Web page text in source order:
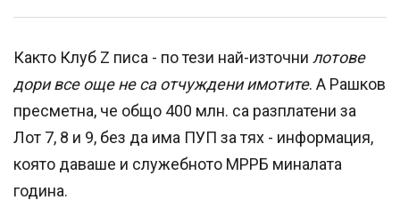
Както Клуб Z писа - по тези най-източни лотове
дори все още не са отчуждени имотите. А Рашков
пресметна, че общо 400 млн. са разплатени за
Лот 7, 8 и 9, без да има ПУП за тях - информация,
която даваше и служебното МРРБ миналата
година.